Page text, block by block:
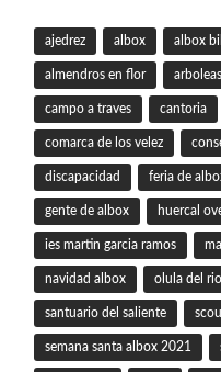
ajedrez albox albox
almendros en flor arboleas
campo a traves cantoria
comarca de los velez
discapacidad feria de
gente de albox huercal
ies martin garcia ramos
navidad albox olula del rio
santuario del saliente
semana santa albox 2021